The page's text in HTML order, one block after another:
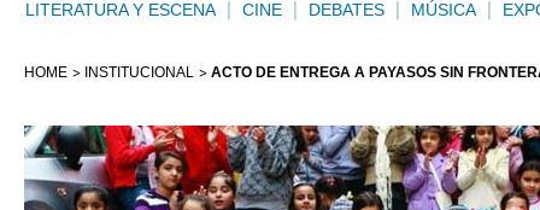
LITERATURA Y ESCENA CINE DEBATES MÚSICA
HOME INSTITUCIONAL ACTO DE ENTREGA A PAYASOS SIN